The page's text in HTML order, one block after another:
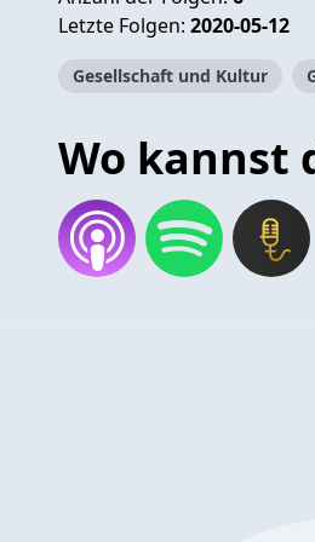
Letzte Folgen: 2020-05-12
Gesellschaft und Kultur
Wo kannst